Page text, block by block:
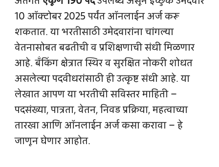
10 ऑक्टोबर 2025 पर्यंत ऑनलाईन अर्ज करू
शकतात. या भरतीसाठी उमेदवारांना चांगल्या
वेतनासोबत बढतीची व प्रशिक्षणाची संधी मिळणार
आहे. बँकिंग क्षेत्रात स्थिर व सुरक्षित नोकरी शोधत
असलेल्या पदवीधरांसाठी ही उत्कृष्ट संधी आहे. या
लेखात आपण या भरतीची सविस्तर माहिती –
पदसंख्या, पात्रता, वेतन, निवड प्रक्रिया, महत्वाच्या
तारखा आणि ऑनलाईन अर्ज कसा करावा – हे
जाणून घेणार आहोत.